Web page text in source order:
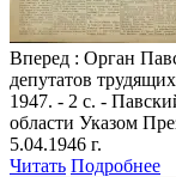
Вперед : Орган
депутатов
1947. - 2 с. -
области Указом
5.04.1946 г.
Читать Подробнее